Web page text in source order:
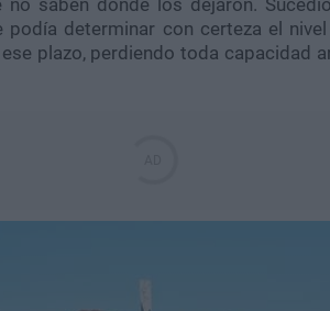
podía determinar con certeza el
plazo, perdiendo toda capacidad